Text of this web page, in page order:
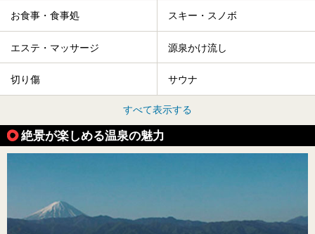
お食事・食事処 スキー・スノボ
エステ・マッサージ 源泉かけ流し
切り傷 サウナ
すべて表示する
絶景が楽しめる温泉の魅力